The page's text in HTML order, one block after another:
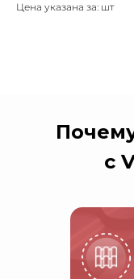
Цена указана за: шт
с